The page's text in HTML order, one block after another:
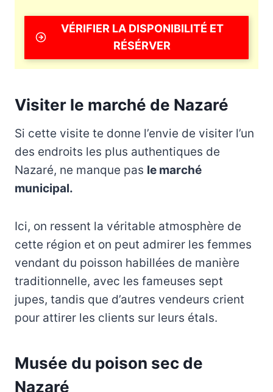
VÉRIFIER LA DISPONIBILITÉ ET
RÉSÉRVER
Visiter le marché de Nazaré
Si cette visite te donne l’envie de visiter l’un
des endroits les plus authentiques de
Nazaré, ne manque pas le marché
municipal.
Ici, on ressent la véritable atmosphère de
cette région et on peut admirer les femmes
vendant du poisson habillées de manière
traditionnelle, avec les fameuses sept
jupes, tandis que d’autres vendeurs crient
pour attirer les clients sur leurs étals.
Musée du poison sec de
Nazaré